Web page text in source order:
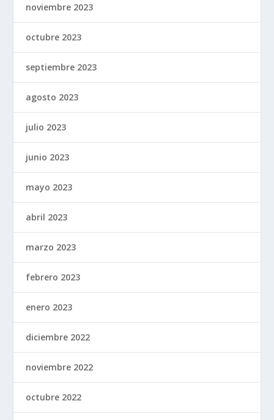
noviembre 2023
octubre 2023
septiembre 2023
agosto 2023
julio 2023
junio 2023
mayo 2023
abril 2023
marzo 2023
febrero 2023
enero 2023
diciembre 2022
noviembre 2022
octubre 2022